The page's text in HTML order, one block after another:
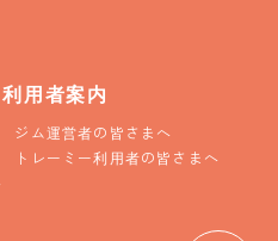
利用者案内
ジム運営者の皆さまへ
トレーミー利用者の皆さまへ